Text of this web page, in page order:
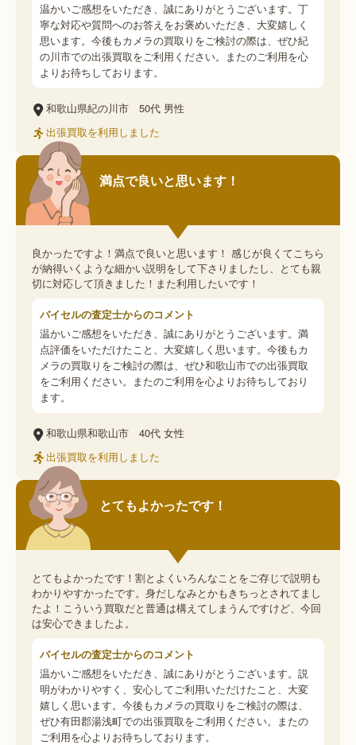
温かいご感想をいただき、誠にありがとうございます。丁
寧な対応や質問へのお答えをお褒めいただき、大変嬉しく
思います。今後もカメラの買取りをご検討の際は、ぜひ紀
の川市での出張買取をご利用ください。またのご利用を心
よりお待ちしております。
和歌山県紀の川市 50代 男性
出張買取を利用しました
満点で良いと思います！
良かったですよ！満点で良いと思います！ 感じが良くてこちら
が納得いくような細かい説明をして下さりましたし、とても親
切に対応して頂きました！また利用したいです！
バイセルの査定士からのコメント
温かいご感想をいただき、誠にありがとうございます。満
点評価をいただけたこと、大変嬉しく思います。今後もカ
メラの買取りをご検討の際は、ぜひ和歌山市での出張買取
をご利用ください。またのご利用を心よりお待ちしており
ます。
和歌山県和歌山市 40代 女性
出張買取を利用しました
とてもよかったです！
とてもよかったです！割とよくいろんなことをご存じで説明も
わかりやすかったです。身だしなみとかもきちっとされてまし
たよ！こういう買取だと普通は構えてしまうんですけど、今回
は安心できましたよ。
バイセルの査定士からのコメント
温かいご感想をいただき、誠にありがとうございます。説
明がわかりやすく、安心してご利用いただけたこと、大変
嬉しく思います。今後もカメラの買取りをご検討の際は、
ぜひ有田郡湯浅町での出張買取をご利用ください。またの
ご利用を心よりお待ちしております。